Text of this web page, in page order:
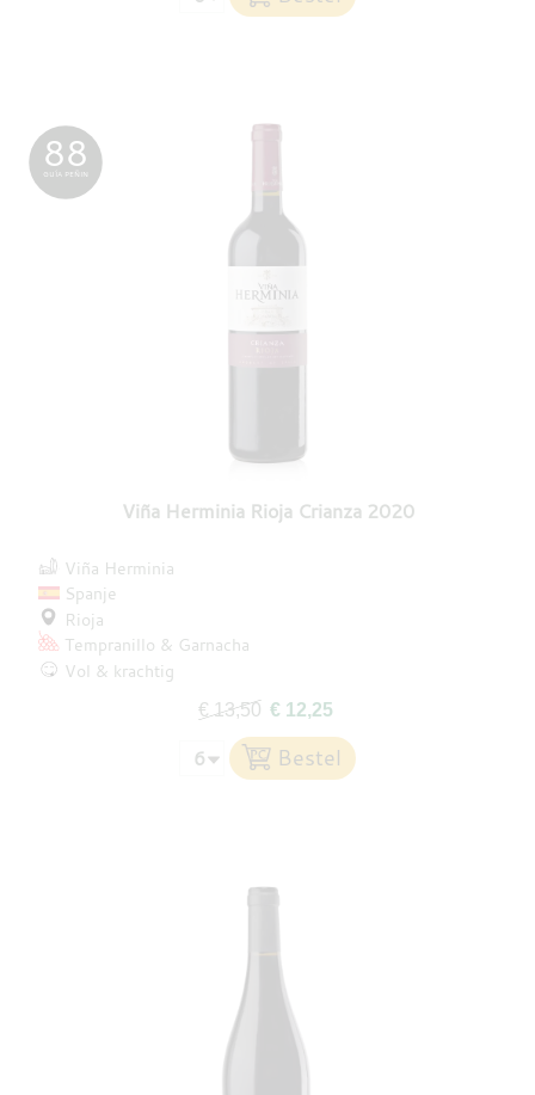
Viña Herminia Rioja Crianza 2020
88
GUÍA PEÑIN
Viña Herminia
Spanje
Rioja
Tempranillo
Garnacha
Vol & krachtig
€ 13,50 € 12,25